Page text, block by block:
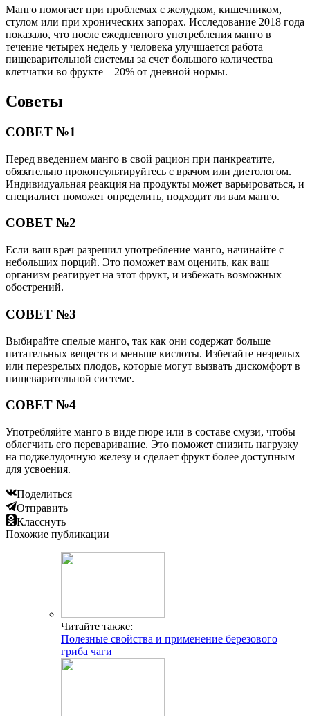
Манго помогает при проблемах с желудком, кишечником,
стулом или при хронических запорах. Исследование 2018 года
показало, что после ежедневного употребления манго в
течение четырех недель у человека улучшается работа
пищеварительной системы за счет большого количества
клетчатки во фрукте – 20% от дневной нормы.
Советы
СОВЕТ №1
Перед введением манго в свой рацион при панкреатите,
обязательно проконсультируйтесь с врачом или диетологом.
Индивидуальная реакция на продукты может варьироваться, и
специалист поможет определить, подходит ли вам манго.
СОВЕТ №2
Если ваш врач разрешил употребление манго, начинайте с
небольших порций. Это поможет вам оценить, как ваш
организм реагирует на этот фрукт, и избежать возможных
обострений.
СОВЕТ №3
Выбирайте спелые манго, так как они содержат больше
питательных веществ и меньше кислоты. Избегайте незрелых
или перезрелых плодов, которые могут вызвать дискомфорт в
пищеварительной системе.
СОВЕТ №4
Употребляйте манго в виде пюре или в составе смузи, чтобы
облегчить его переваривание. Это поможет снизить нагрузку
на поджелудочную железу и сделает фрукт более доступным
для усвоения.
Поделиться
Отправить
Класснуть
Похожие публикации
Читайте также:
Полезные свойства и применение березового
гриба чаги